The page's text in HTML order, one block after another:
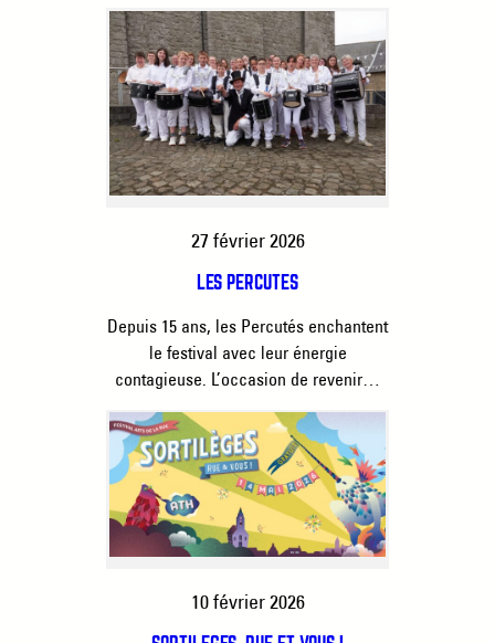
27 février 2026
LES PERCUTÉS
Depuis 15 ans, les Percutés enchantent
le festival avec leur énergie
contagieuse. L’occasion de revenir…
10 février 2026